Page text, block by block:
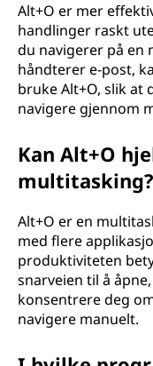
Alt+O er mer
handlinger raskt
du navigerer på en
håndterer e-post,
bruke Alt+O, slik at
navigere gjennom
Kan Alt+O
multitasking?
Alt+O er en
med flere
produktiviteten
snarveien til å
konsentrere deg
navigere manuelt.